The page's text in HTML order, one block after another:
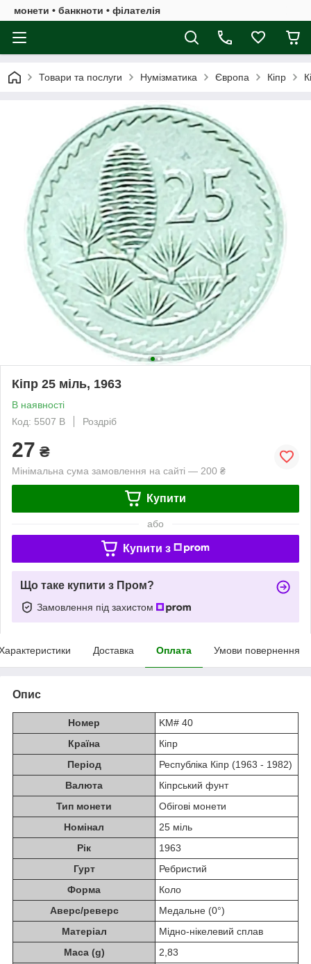
монети • банкноти • філателія
Товари та послуги Нумізматика Європа Кіпр
Кіпр 25 міль, 1963
В наявності
Код: 5507 B
Роздріб
27 ₴
Мінімальна сума замовлення на сайті — 200 ₴
Купити
або
Купити з
Що таке купити з Пром?
Замовлення під захистом
Доставка Оплата Умови повернення
Опис
Номер
KM# 40
Країна
Кіпр
Період
Республіка Кіпр (1963 - 1982)
Валюта
Кіпрський фунт
Тип монети
Обігові монети
Номінал
25 міль
Рік
1963
Гурт
Ребристий
Форма
Коло
Аверс/реверс
Медальне (0°)
Матеріал
Мідно-нікелевий сплав
Маса (g)
2,83